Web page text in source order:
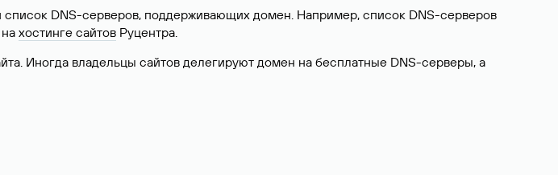
список DNS-серверов, поддерживающих домен. Например, список DNS-серверов
хостинге сайтов Руцентра.
Иногда владельцы сайтов делегируют домен на бесплатные DNS-серверы, а